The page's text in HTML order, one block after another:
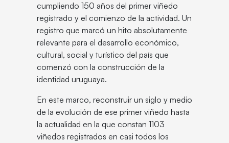
cumpliendo 150 años del primer viñedo
registrado y el comienzo de la actividad. Un
registro que marcó un hito absolutamente
relevante para el desarrollo económico,
cultural, social y turístico del país que
comenzó con la construcción de la
identidad uruguaya.
En este marco, reconstruir un siglo y medio
de la evolución de ese primer viñedo hasta
la actualidad en la que constan 1103
viñedos registrados en casi todos los